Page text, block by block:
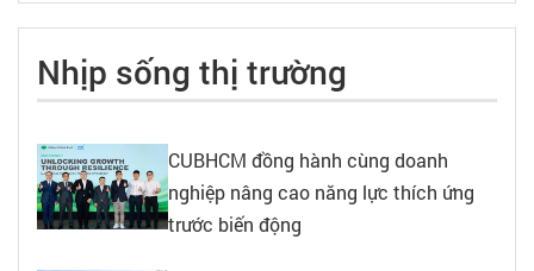
Nhịp sống thị trường
CUBHCM đồng hành cùng doanh
nghiệp nâng cao năng lực thích ứng
trước biến động